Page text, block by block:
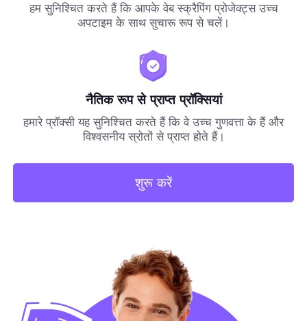
हम सुनिश्चित करते हैं कि आपके वेब स्क्रैपिंग प्रोजेक्ट्स उच्च
अपटाइम के साथ सुचारू रूप से चलें।
नैतिक रूप से प्राप्त प्रॉक्सियां
हमारे प्रॉक्सी यह सुनिश्चित करते हैं कि वे उच्च गुणवत्ता के हैं और
विश्वसनीय स्रोतों से प्राप्त होते हैं।
शुरू करें